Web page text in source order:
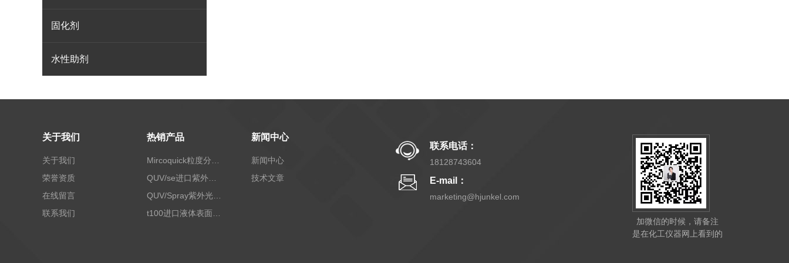
固化剂
水性助剂
关于我们
关于我们
荣誉资质
在线留言
联系我们
热销产品 新闻中心
新闻中心
技术文章
联系电话：
18128743604
E-mail：
marketing@hjunkel.com
加微信的时候，请备注
是在化工仪器网上看到的